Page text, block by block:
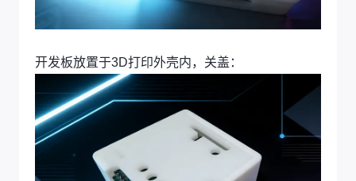
开发板放置于3D打印外壳内，关盖：